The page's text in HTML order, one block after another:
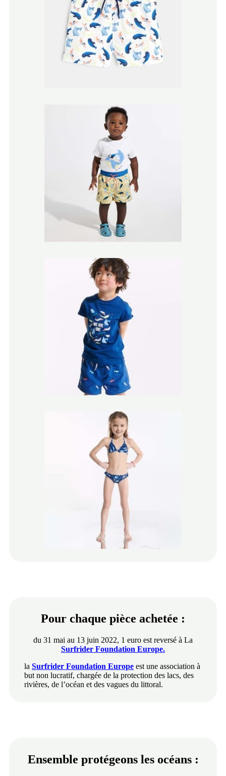
Pour chaque pièce achetée :
du 31 mai au 13 juin 2022, 1 euro est reversé à La
Surfrider Foundation Europe.
la Surfrider Foundation Europe est une association à
but non lucratif, chargée de la protection des lacs, des
rivières, de l’océan et des vagues du littoral.
Ensemble protégeons les océans :